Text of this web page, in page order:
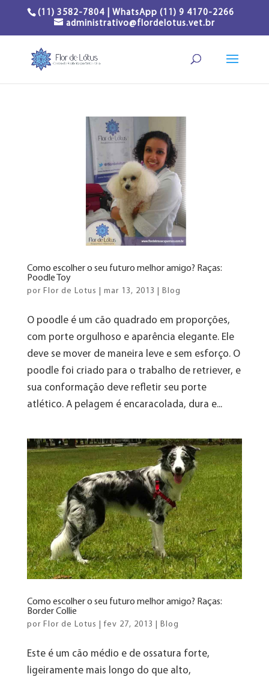
(11) 3582-7804 | WhatsApp (11) 9 4170-2266
administrativo@flordelotus.vet.br
Como escolher o seu futuro melhor amigo? Raças:
Poodle Toy
por Flor de Lotus mar 13, 2013 Blog
O poodle é um cão quadrado em proporções,
com porte orgulhoso e aparência elegante. Ele
deve se mover de maneira leve e sem esforço. O
poodle foi criado para o trabalho de retriever, e
sua conformação deve refletir seu porte
atlético. A pelagem é encaracolada, dura e...
Como escolher o seu futuro melhor amigo? Raças:
Border Collie
por Flor de Lotus fev 27, 2013 Blog
Este é um cão médio e de ossatura forte,
ligeiramente mais longo do que alto,